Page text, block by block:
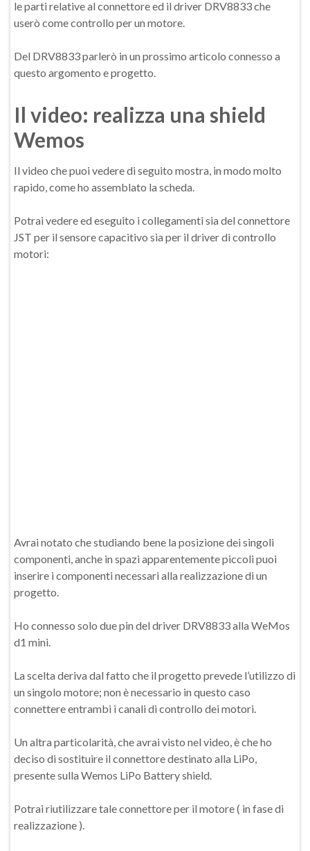
le parti relative al connettore ed il driver DRV8833 che
userò come controllo per un motore.
Del DRV8833 parlerò in un prossimo articolo connesso a
questo argomento e progetto.
Il video: realizza una shield
Wemos
Il video che puoi vedere di seguito mostra, in modo molto
rapido, come ho assemblato la scheda.
Potrai vedere ed eseguito i collegamenti sia del connettore
JST per il sensore capacitivo sia per il driver di controllo
motori:
Avrai notato che studiando bene la posizione dei singoli
componenti, anche in spazi apparentemente piccoli puoi
inserire i componenti necessari alla realizzazione di un
progetto.
Ho connesso solo due pin del driver DRV8833 alla WeMos
d1 mini.
La scelta deriva dal fatto che il progetto prevede l’utilizzo di
un singolo motore; non è necessario in questo caso
connettere entrambi i canali di controllo dei motori.
Un altra particolarità, che avrai visto nel video, è che ho
deciso di sostituire il connettore destinato alla LiPo,
presente sulla Wemos LiPo Battery shield.
Potrai riutilizzare tale connettore per il motore ( in fase di
realizzazione ).